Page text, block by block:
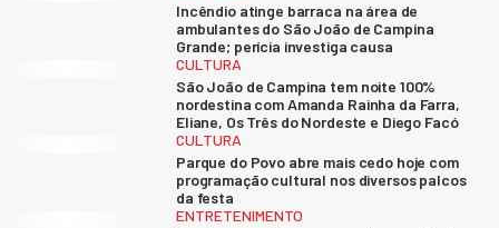
Incêndio atinge barraca na área de
ambulantes do São João de Campina
Grande; perícia investiga causa
CULTURA
São João de Campina tem noite 100%
nordestina com Amanda Rainha da Farra,
Eliane, Os Três do Nordeste e Diego Facó
CULTURA
Parque do Povo abre mais cedo hoje com
programação cultural nos diversos palcos
da festa
ENTRETENIMENTO